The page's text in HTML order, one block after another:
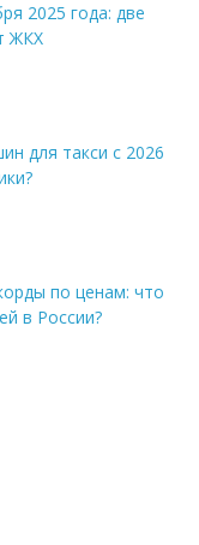
2025 года: две
ЖКХ
для такси с 2026
по ценам: что
в России?